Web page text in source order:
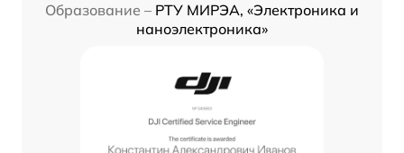
Образование – РТУ МИРЭА, «Электроника и
наноэлектроника»